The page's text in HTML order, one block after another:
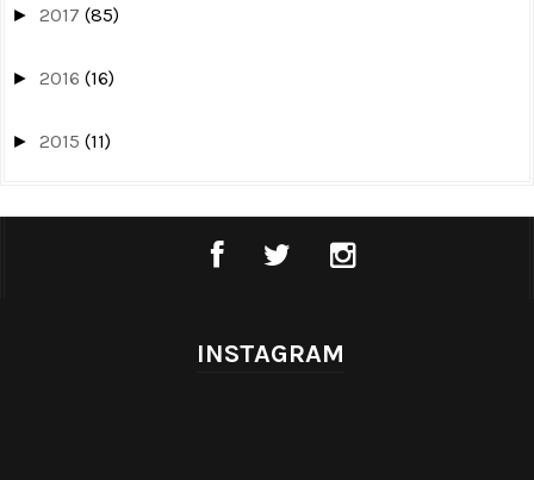
► 2017 (85)
► 2016 (16)
► 2015 (11)
INSTAGRAM